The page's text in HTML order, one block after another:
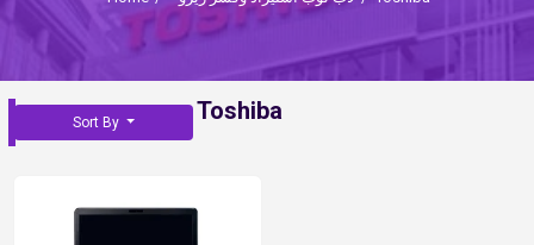
Toshiba
Sort By